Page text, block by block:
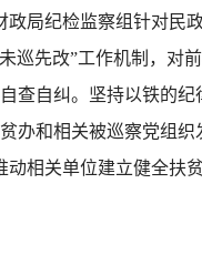
局纪检监察组针对民
巡先改”工作机制，对
查自纠。坚持以铁的
办和相关被巡察党组
相关单位建立健全扶